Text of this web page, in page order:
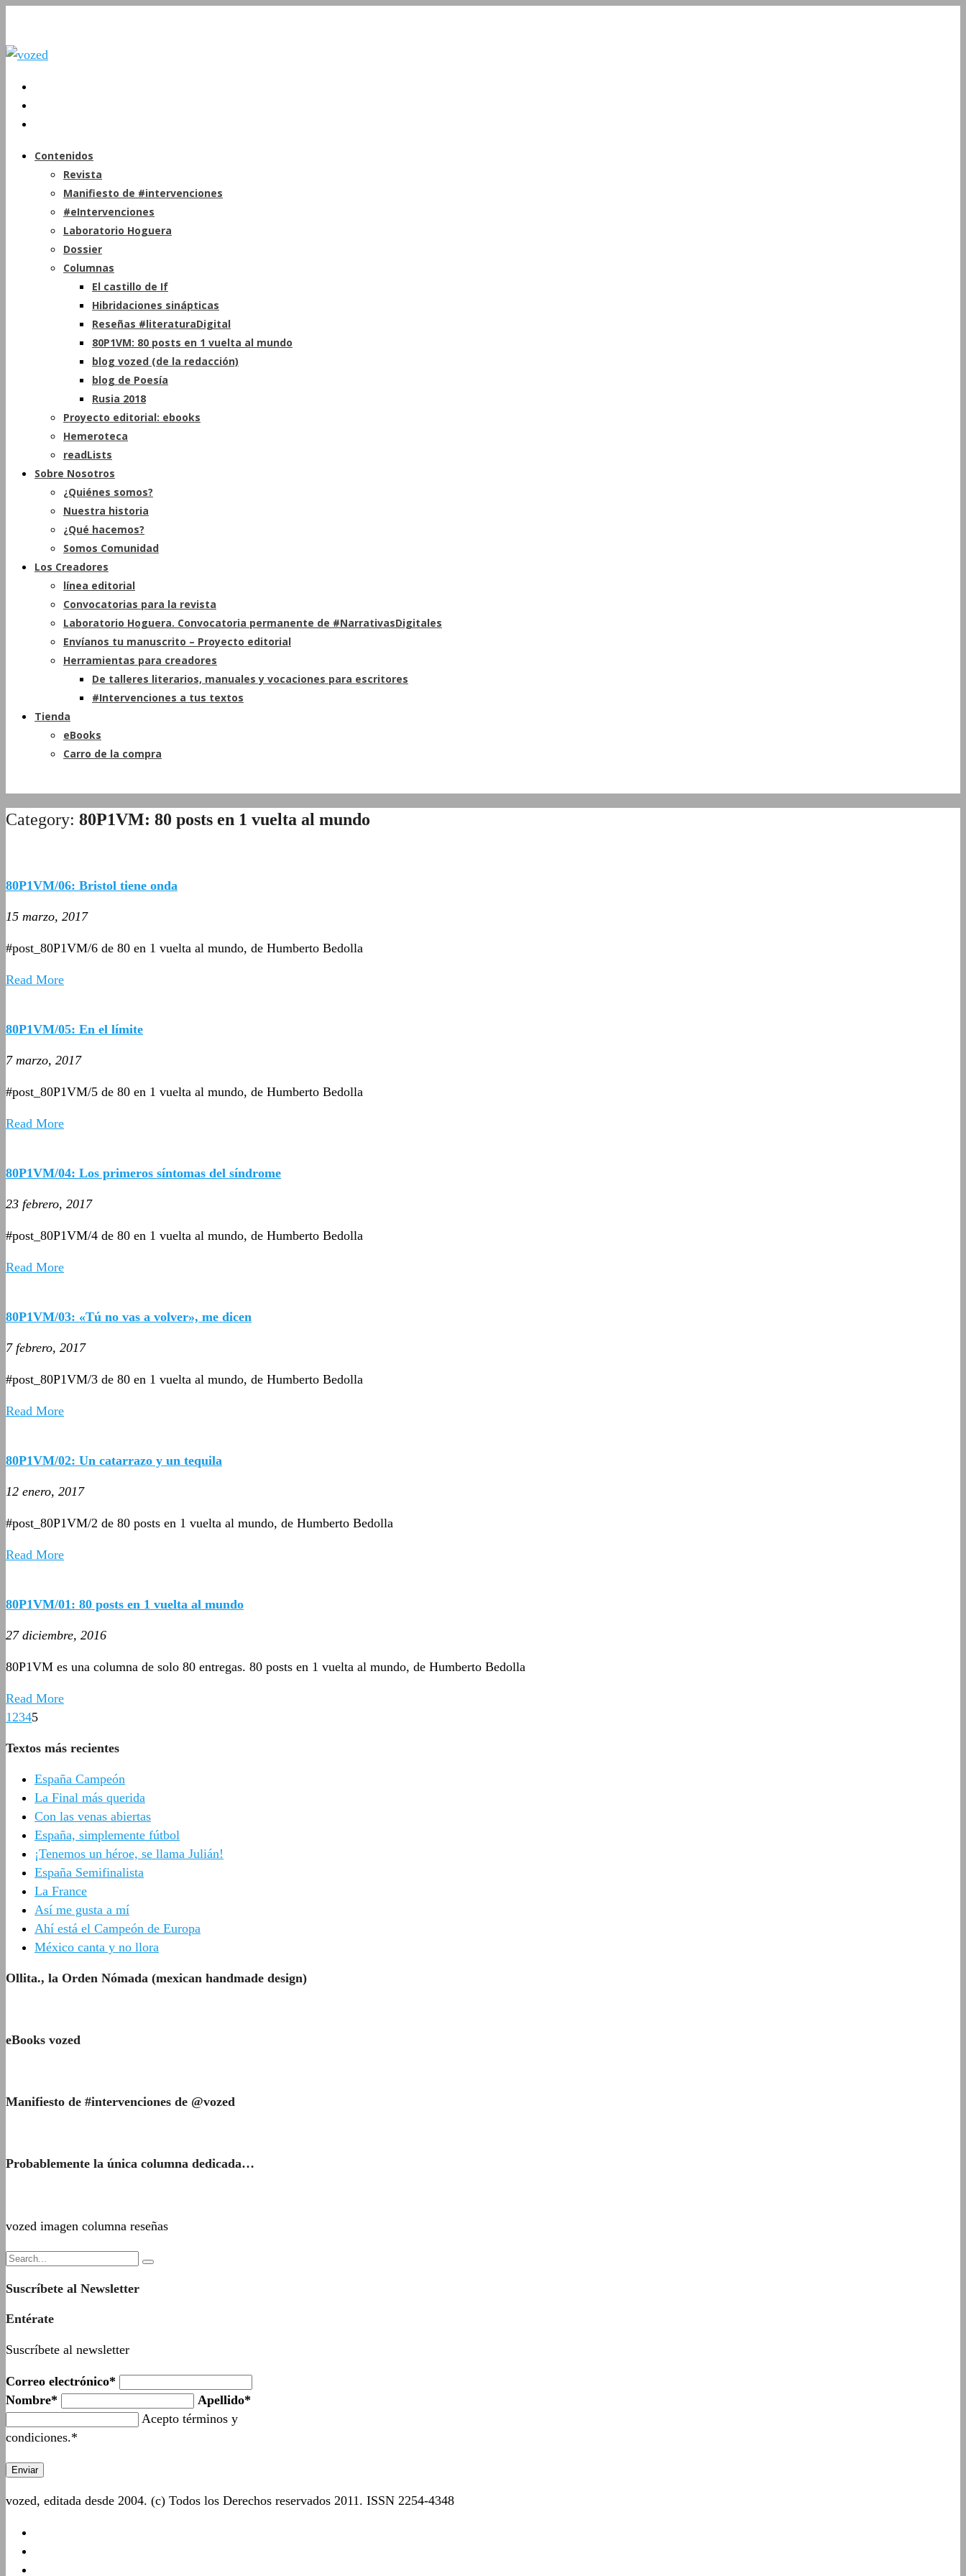
Contenidos
Revista
Manifiesto de #intervenciones
#eIntervenciones
Laboratorio Hoguera
Dossier
Columnas
El castillo de If
Hibridaciones sinápticas
Reseñas #literaturaDigital
80P1VM: 80 posts en 1 vuelta al mundo
blog vozed (de la redacción)
blog de Poesía
Rusia 2018
Proyecto editorial: ebooks
Hemeroteca
readLists
Sobre Nosotros
¿Quiénes somos?
Nuestra historia
¿Qué hacemos?
Somos Comunidad
Los Creadores
línea editorial
Convocatorias para la revista
Laboratorio Hoguera. Convocatoria permanente de #NarrativasDigitales
Envíanos tu manuscrito – Proyecto editorial
Herramientas para creadores
De talleres literarios, manuales y vocaciones para escritores
#Intervenciones a tus textos
Tienda
eBooks
Carro de la compra
Category: 80P1VM: 80 posts en 1 vuelta al mundo
80P1VM/06: Bristol tiene onda
15 marzo, 2017
#post_80P1VM/6 de 80 en 1 vuelta al mundo, de Humberto Bedolla
Read More
80P1VM/05: En el límite
7 marzo, 2017
#post_80P1VM/5 de 80 en 1 vuelta al mundo, de Humberto Bedolla
Read More
80P1VM/04: Los primeros síntomas del síndrome
23 febrero, 2017
#post_80P1VM/4 de 80 en 1 vuelta al mundo, de Humberto Bedolla
Read More
80P1VM/03: «Tú no vas a volver», me dicen
7 febrero, 2017
#post_80P1VM/3 de 80 en 1 vuelta al mundo, de Humberto Bedolla
Read More
80P1VM/02: Un catarrazo y un tequila
12 enero, 2017
#post_80P1VM/2 de 80 posts en 1 vuelta al mundo, de Humberto Bedolla
Read More
80P1VM/01: 80 posts en 1 vuelta al mundo
27 diciembre, 2016
80P1VM es una columna de solo 80 entregas. 80 posts en 1 vuelta al mundo, de Humberto Bedolla
Read More
1 2345
Textos más recientes
España Campeón
La Final más querida
Con las venas abiertas
España, simplemente fútbol
¡Tenemos un héroe, se llama Julián!
España Semifinalista
La France
Así me gusta a mí
Ahí está el Campeón de Europa
México canta y no llora
Ollita., la Orden Nómada (mexican handmade design)
eBooks vozed
Manifiesto de #intervenciones de @vozed
Probablemente la única columna dedicada…
vozed imagen columna reseñas
Suscríbete al Newsletter
Entérate
Suscríbete al newsletter
Correo electrónico*
Nombre*
Apellido*
Acepto términos y
condiciones.*
vozed, editada desde 2004. (c) Todos los Derechos reservados 2011. ISSN 2254-4348